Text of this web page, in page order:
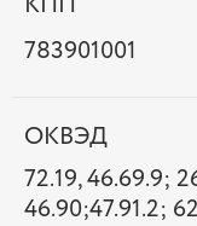
783901001
ОКВЭД
72.19, 46.69.9;
46.90;47.91.2;